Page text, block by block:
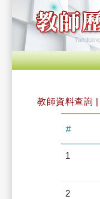
教師資料查詢
#
1
2